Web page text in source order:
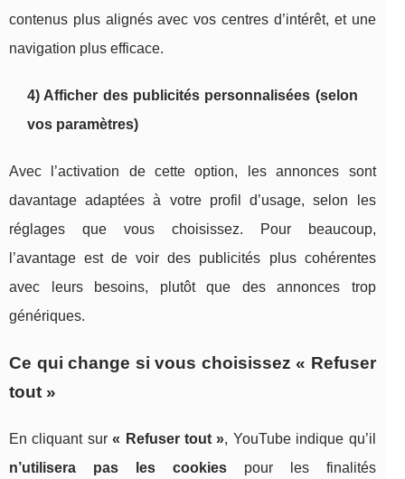
contenus plus alignés avec vos centres d’intérêt, et une
navigation plus efficace.
4) Afficher des publicités personnalisées (selon
vos paramètres)
Avec l’activation de cette option, les annonces sont
davantage adaptées à votre profil d’usage, selon les
réglages que vous choisissez. Pour beaucoup,
l’avantage est de voir des publicités plus cohérentes
avec leurs besoins, plutôt que des annonces trop
génériques.
Ce qui change si vous choisissez « Refuser
tout »
En cliquant sur« Refuser tout », YouTube indique qu’il
n’utilisera pas les cookiespour les finalités